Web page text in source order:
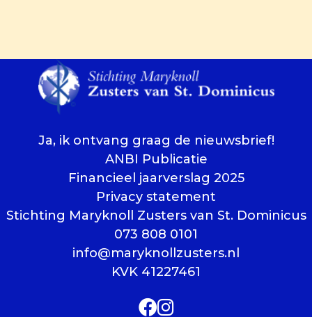
Ja, ik ontvang graag de nieuwsbrief!
ANBI Publicatie
Financieel jaarverslag 2025
Privacy statement
Stichting Maryknoll Zusters van St. Dominicus
073 808 0101
info@maryknollzusters.nl
KVK 41227461